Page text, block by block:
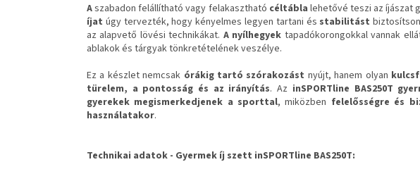
Aszabadon felállítható vagy felakasztható céltábla lehetővé teszi az íjászat
íjat úgy tervezték, hogy kényelmes legyen tartani és stabilitást
az alapvető lövési technikákat. A nyílhegyek tapadókorongokkal vannak
ablakok és tárgyak tönkretételének veszélye.
Ez a készlet nemcsak órákig tartó szórakozást nyújt, hanem olyan
türelem, a pontosság és az irányítás. Az inSPORTline BAS250T
gyerekek megismerkedjenek a sporttal, miközben felelősségre és
használatakor.
Technikai adatok - Gyermek íj szett inSPORTline BAS250T: